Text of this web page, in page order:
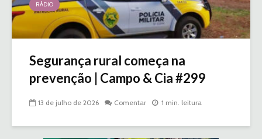
RÁDIO
Segurança rural começa na
prevenção | Campo & Cia #299
13 de julho de 2026 Comentar 1 min. leitura